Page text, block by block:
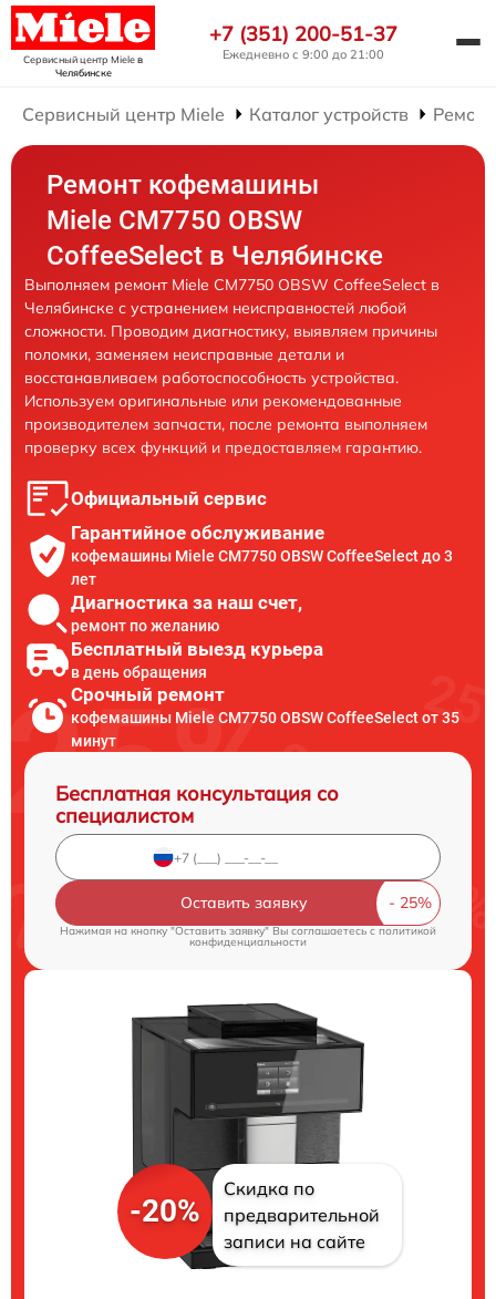
Сервисный центр Mieleв
Челябинске
+7 (351) 200-51-37
Ежедневно с 9:00 до 21:00
Сервисный центр Miele Каталог устройств
Ремонт кофемашины
Miele CM7750 OBSW
CoffeeSelect в Челябинске
Выполняем ремонт Miele CM7750 OBSW CoffeeSelect в
Челябинске с устранением неисправностей любой
сложности. Проводим диагностику, выявляем причины
поломки, заменяем неисправные детали и
восстанавливаем работоспособность устройства.
Используем оригинальные или рекомендованные
производителем запчасти, после ремонта выполняем
проверку всех функций и предоставляем гарантию.
Официальный сервис
Гарантийное обслуживание
кофемашины Miele CM7750 OBSW CoffeeSelect до 3
лет
Диагностика за наш счет,
ремонт по желанию
Бесплатный выезд курьера
в день обращения
Срочный ремонт
кофемашины Miele CM7750 OBSW CoffeeSelect от 35
минут
Бесплатная консультация со
специалистом
Оставить заявку
Нажимая на кнопку "Оставить заявку" Вы соглашаетесь cполитикой
конфиденциальности
-20%
Скидка по
предварительной
записи на сайте